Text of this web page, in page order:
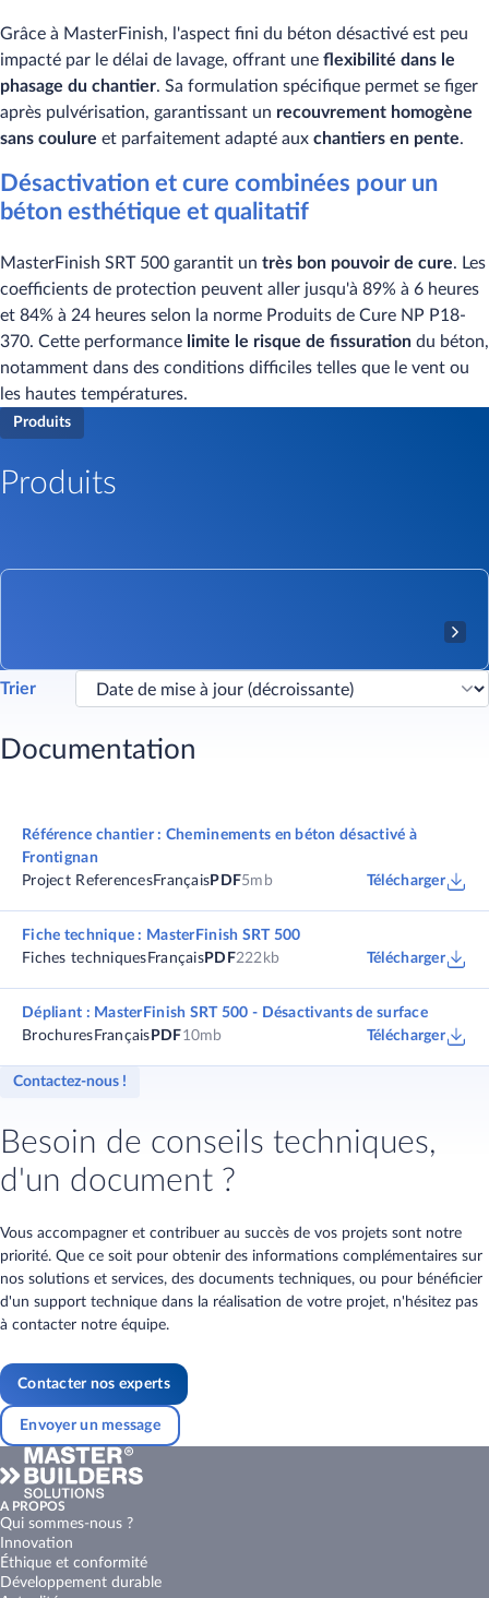
Grâce à MasterFinish, l'aspect fini du béton désactivé est peu
impacté par le délai de lavage, offrant une flexibilité dans le
phasage du chantier. Sa formulation spécifique permet se figer
après pulvérisation, garantissant un recouvrement homogène
sans coulure et parfaitement adapté aux chantiers en pente.
Désactivation et cure combinées pour un
béton esthétique et qualitatif
MasterFinish SRT 500 garantit un très bon pouvoir de cure. Les
coefficients de protection peuvent aller jusqu'à 89% à 6 heures
et 84% à 24 heures selon la norme Produits de Cure NP P18-
370. Cette performance limite le risque de fissuration du béton,
notamment dans des conditions difficiles telles que le vent ou
les hautes températures.
Produits
Produits
Trier
Documentation
Référence chantier : Cheminements en béton désactivé à
Frontignan
Project ReferencesFrançais PDF5mb Télécharger
Fiche technique : MasterFinish SRT 500
Fiches techniques Français PDF222kb Télécharger
Dépliant : MasterFinish SRT 500 - Désactivants de surface
Brochures Français PDF10mb Télécharger
Contactez-nous !
Besoin de conseils techniques,
d'un document ?
Vous accompagner et contribuer au succès de vos projets sont notre
priorité. Que ce soit pour obtenir des informations complémentaires sur
nos solutions et services, des documents techniques, ou pour bénéficier
d'un support technique dans la réalisation de votre projet, n'hésitez pas
à contacter notre équipe.
Contacter nos experts
Envoyer un message
A PROPOS
Qui sommes-nous ?
Innovation
Éthique et conformité
Développement durable